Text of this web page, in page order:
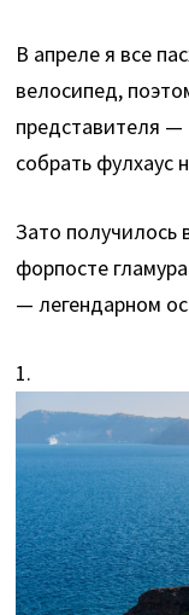
В апреле я все
велосипед,
представителя —
собрать фулхаус
Зато получилось
форпосте
— легендарном
1.